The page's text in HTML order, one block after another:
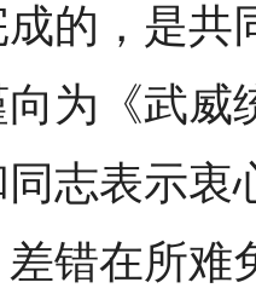
的，是共
为《武威
志表示衷
错在所难